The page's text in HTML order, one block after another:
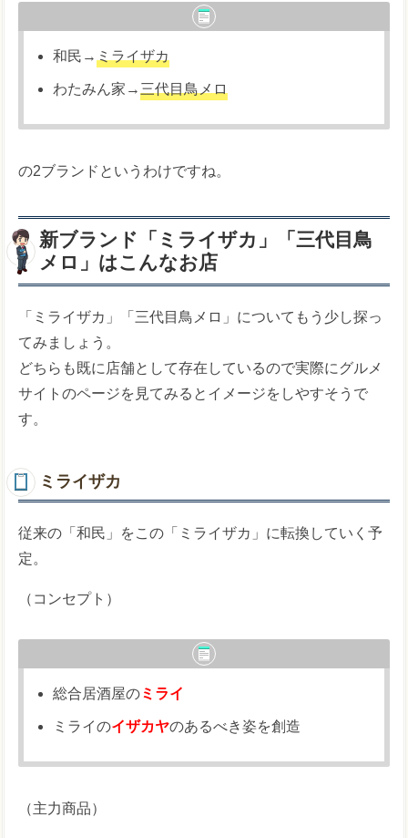
和民→ ミライザカ
わたみん家→ 三代目鳥メロ
の2ブランドというわけですね。
新ブランド「ミライザカ」「三代目鳥
メロ」はこんなお店
「ミライザカ」「三代目鳥メロ」についてもう少し探っ
てみましょう。
どちらも既に店舗として存在しているので実際にグルメ
サイトのページを見てみるとイメージをしやすそうで
す。
ミライザカ
従来の「和民」をこの「ミライザカ」に転換していく予
定。
（コンセプト）
総合居酒屋のミライ
ミライのイザカヤのあるべき姿を創造
（主力商品）